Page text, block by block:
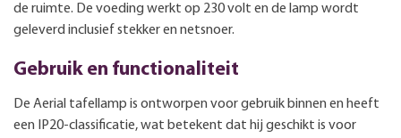
de ruimte. De voeding werkt op 230 volt en de lamp wordt
geleverd inclusief stekker en netsnoer.
Gebruik en functionaliteit
De Aerial tafellamp is ontworpen voor gebruik binnen en heeft
een IP20-classificatie, wat betekent dat hij geschikt is voor